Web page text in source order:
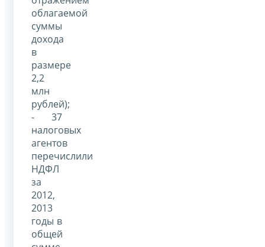
облагаемой
суммы
дохода
в
размере
2,2
млн
рублей);
- 37
налоговых
агентов
перечислили
НДФЛ
за
2012,
2013
годы в
общей